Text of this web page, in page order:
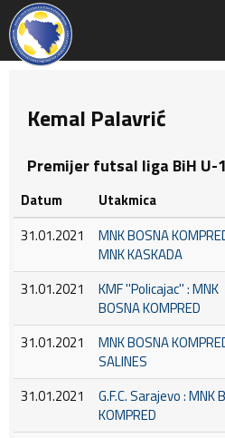
Kemal Palavrić
Premijer futsal liga BiH U-
Datum Utakmica
31.01.2021
MNK BOSNA
MNK KASKADA
31.01.2021
KMF ''Policajac'' : MNK
BOSNA KOMPRED
31.01.2021
MNK BOSNA
SALINES
31.01.2021
G.F.C. Sarajevo : MNK
KOMPRED